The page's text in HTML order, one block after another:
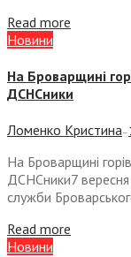
Read more
Новини
На Броварщині
ДСНСники
Ломенко Кристина—
На Броварщині
ДСНСники7
служби
Read more
Новини